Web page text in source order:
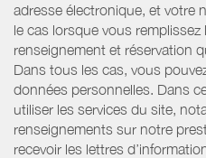
adresse électronique, et votre
le cas lorsque vous
renseignement et réservation
Dans tous les cas, vous
données personnelles. Dans
utiliser les services du site,
renseignements sur notre
recevoir les lettres